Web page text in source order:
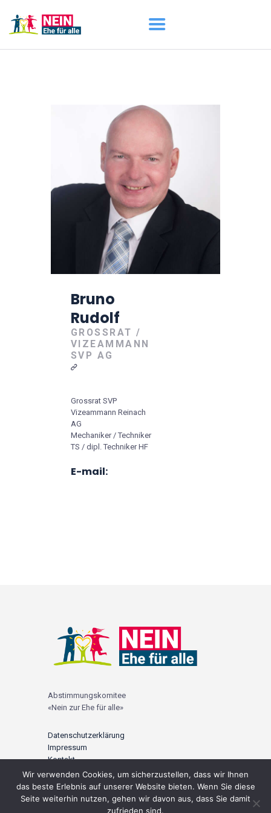
DARUM GEHT ES
DOWNLOADS
Bruno
Rudolf
GROSSRAT /
VIZEAMMANN
SVP AG
Grossrat SVP
Vizeammann Reinach
AG
Mechaniker / Techniker
TS / dipl. Techniker HF
E-mail:
Abstimmungskomitee
«Nein zur Ehe für alle»
Datenschutzerklärung
Impressum
Kontakt
© 2021 |ehefueralle-nein.ch
Wir verwenden Cookies, um sicherzustellen, dass wir Ihnen
das beste Erlebnis auf unserer Website bieten. Wenn Sie diese
Seite weiterhin nutzen, gehen wir davon aus, dass Sie damit
zufrieden sind.